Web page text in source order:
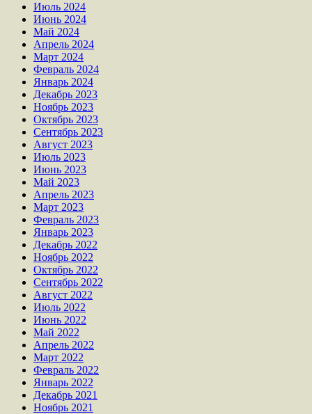
Июль 2024
Июнь 2024
Май 2024
Апрель 2024
Март 2024
Февраль 2024
Январь 2024
Декабрь 2023
Ноябрь 2023
Октябрь 2023
Сентябрь 2023
Август 2023
Июль 2023
Июнь 2023
Май 2023
Апрель 2023
Март 2023
Февраль 2023
Январь 2023
Декабрь 2022
Ноябрь 2022
Октябрь 2022
Сентябрь 2022
Август 2022
Июль 2022
Июнь 2022
Май 2022
Апрель 2022
Март 2022
Февраль 2022
Январь 2022
Декабрь 2021
Ноябрь 2021